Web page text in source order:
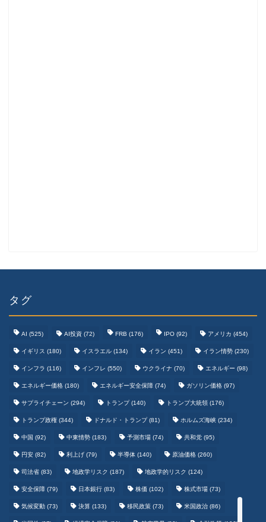
タグ
AI (525) AI投資 (72) FRB (176) IPO (92) アメリカ (454)
イギリス (180) イスラエル (134) イラン (451) イラン情勢 (230)
インフラ (116) インフレ (550) ウクライナ (70) エネルギー (98)
エネルギー価格 (180) エネルギー安全保障 (74) ガソリン価格 (97)
サプライチェーン (294) トランプ(140) トランプ大統領 (176)
トランプ政権 (344) ドナルド・トランプ(81) ホルムズ海峡 (234)
中国 (92) 中東情勢 (183) 予測市場 (74) 共和党 (95)
円安 (82) 利上げ (79) 半導体 (140) 原油価格 (260)
司法省 (83) 地政学リスク (187) 地政学的リスク (124)
安全保障 (79) 日本銀行 (83) 株価 (102) 株式市場 (73)
気候変動 (73) 決算 (133) 移民政策 (73) 米国政治 (86)
野球まとめ
サッカーまとめ